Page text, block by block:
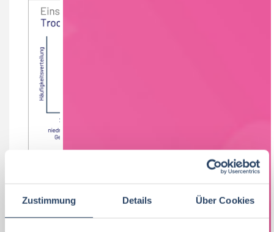
Zustimmung Details Über Cookies
FISCH / FEINKOST